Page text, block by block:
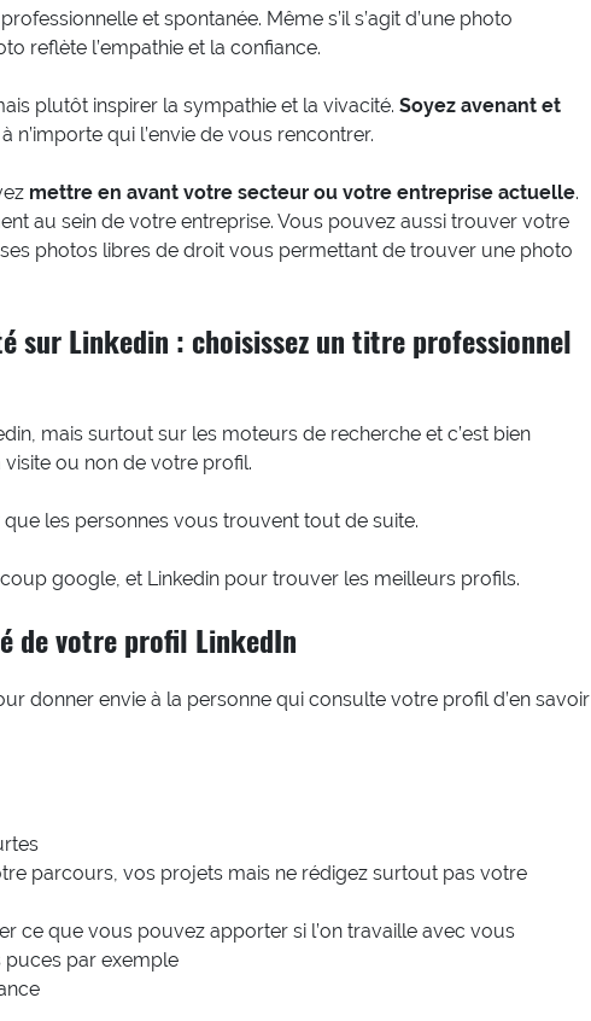
et spontanée. Même s’il s’agit d’une photo
reflète l’empathie et la confiance.
plutôt inspirer la sympathie et la vivacité. Soyez avenant et
n’importe qui l’envie de vous rencontrer.
mettre en avant votre secteur ou votre entreprise actuelle.
au sein de votre entreprise. Vous pouvez aussi trouver votre
photos libres de droit vous permettant de trouver une photo
sur Linkedin : choisissez un titre professionnel
mais surtout sur les moteurs de recherche et c’est bien
ou non de votre profil.
les personnes vous trouvent tout de suite.
google, et Linkedin pour trouver les meilleurs profils.
de votre profil LinkedIn
donner envie à la personne qui consulte votre profil d’en savoir
parcours, vos projets mais ne rédigez surtout pas votre
ce que vous pouvez apporter si l’on travaille avec vous
puces par exemple